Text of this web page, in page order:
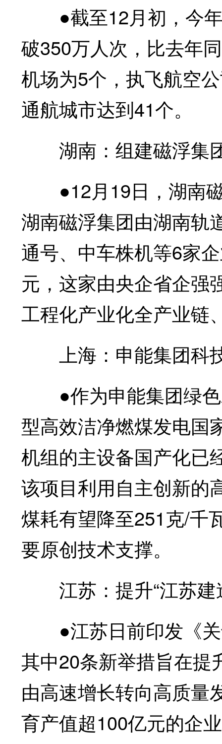
●截至12月初，今年
破350万人次，比去年
机场为5个，执飞航空
通航城市达到41个。
湖南：组建磁浮集
●12月19日，湖南磁
湖南磁浮集团由湖南轨
通号、中车株机等6家
元，这家由央企省企强
工程化产业化全产业链
上海：申能集团科
●作为申能集团绿色
型高效洁净燃煤发电
机组的主设备国产化已
该项目利用自主创新的
煤耗有望降至251克/千
要原创技术支撑。
江苏：提升“江苏建
●江苏日前印发《关
其中20条新举措旨在提
由高速增长转向高质量
育产值超100亿元的企